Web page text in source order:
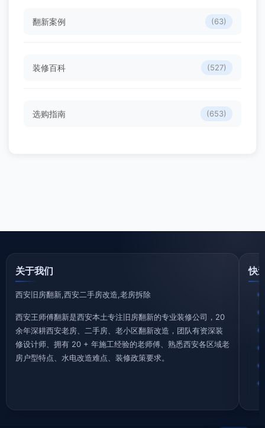
翻新案例 (63)
装修百科 (527)
选购指南 (653)
关于我们
西安旧房翻新,西安二手房改造,老房拆除
西安王师傅翻新是西安本土专注旧房翻新的专业装修公司，20
余年深耕西安老房、二手房、老小区翻新改造，团队有资深装
修设计师、拥有 20 + 年施工经验的老师傅、熟悉西安各区域老
房户型特点、水电改造难点、装修政策要求。
快